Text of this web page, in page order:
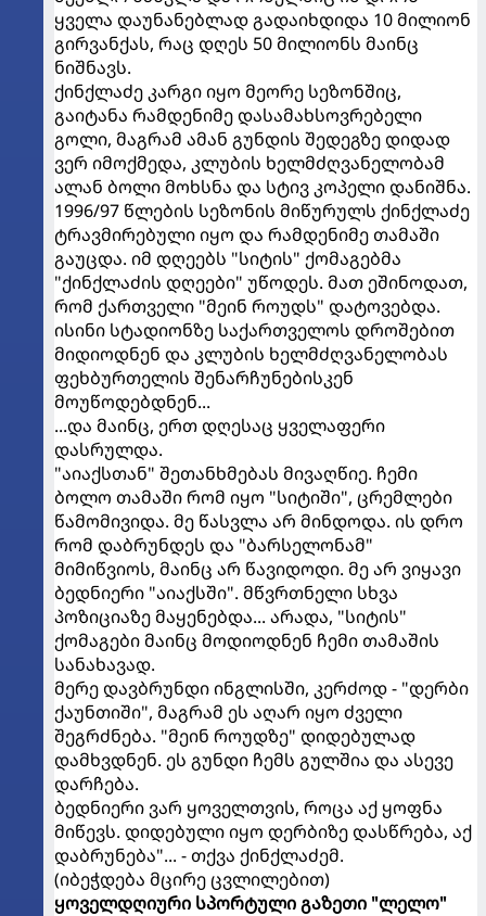
ყველა დაუნანებლად გადაიხდიდა 10 მილიონ
გირვანქას, რაც დღეს 50 მილიონს მაინც
ნიშნავს.
ქინქლაძე კარგი იყო მეორე სეზონშიც,
გაიტანა რამდენიმე დასამახსოვრებელი
გოლი, მაგრამ ამან გუნდის შედეგზე დიდად
ვერ იმოქმედა, კლუბის ხელმძღვანელობამ
ალან ბოლი მოხსნა და სტივ კოპელი დანიშნა.
1996/97 წლების სეზონის მიწურულს ქინქლაძე
ტრავმირებული იყო და რამდენიმე თამაში
გაუცდა. იმ დღეებს "სიტის" ქომაგებმა
"ქინქლაძის დღეები" უწოდეს. მათ ეშინოდათ,
რომ ქართველი "მეინ როუდს" დატოვებდა.
ისინი სტადიონზე საქართველოს დროშებით
მიდიოდნენ და კლუბის ხელმძღვანელობას
ფეხბურთელის შენარჩუნებისკენ
მოუწოდებდნენ...
...და მაინც, ერთ დღესაც ყველაფერი
დასრულდა.
"აიაქსთან" შეთანხმებას მივაღწიე. ჩემი
ბოლო თამაში რომ იყო "სიტიში", ცრემლები
წამომივიდა. მე წასვლა არ მინდოდა. ის დრო
რომ დაბრუნდეს და "ბარსელონამ"
მიმიწვიოს, მაინც არ წავიდოდი. მე არ ვიყავი
ბედნიერი "აიაქსში". მწვრთნელი სხვა
პოზიციაზე მაყენებდა... არადა, "სიტის"
ქომაგები მაინც მოდიოდნენ ჩემი თამაშის
სანახავად.
მერე დავბრუნდი ინგლისში, კერძოდ - "დერბი
ქაუნთიში", მაგრამ ეს აღარ იყო ძველი
შეგრძნება. "მეინ როუდზე" დიდებულად
დამხვდნენ. ეს გუნდი ჩემს გულშია და ასევე
დარჩება.
ბედნიერი ვარ ყოველთვის, როცა აქ ყოფნა
მიწევს. დიდებული იყო დერბიზე დასწრება, აქ
დაბრუნება"... - თქვა ქინქლაძემ.
(იბეჭდება მცირე ცვლილებით)
ყოველდღიური სპორტული გაზეთი "ლელო"